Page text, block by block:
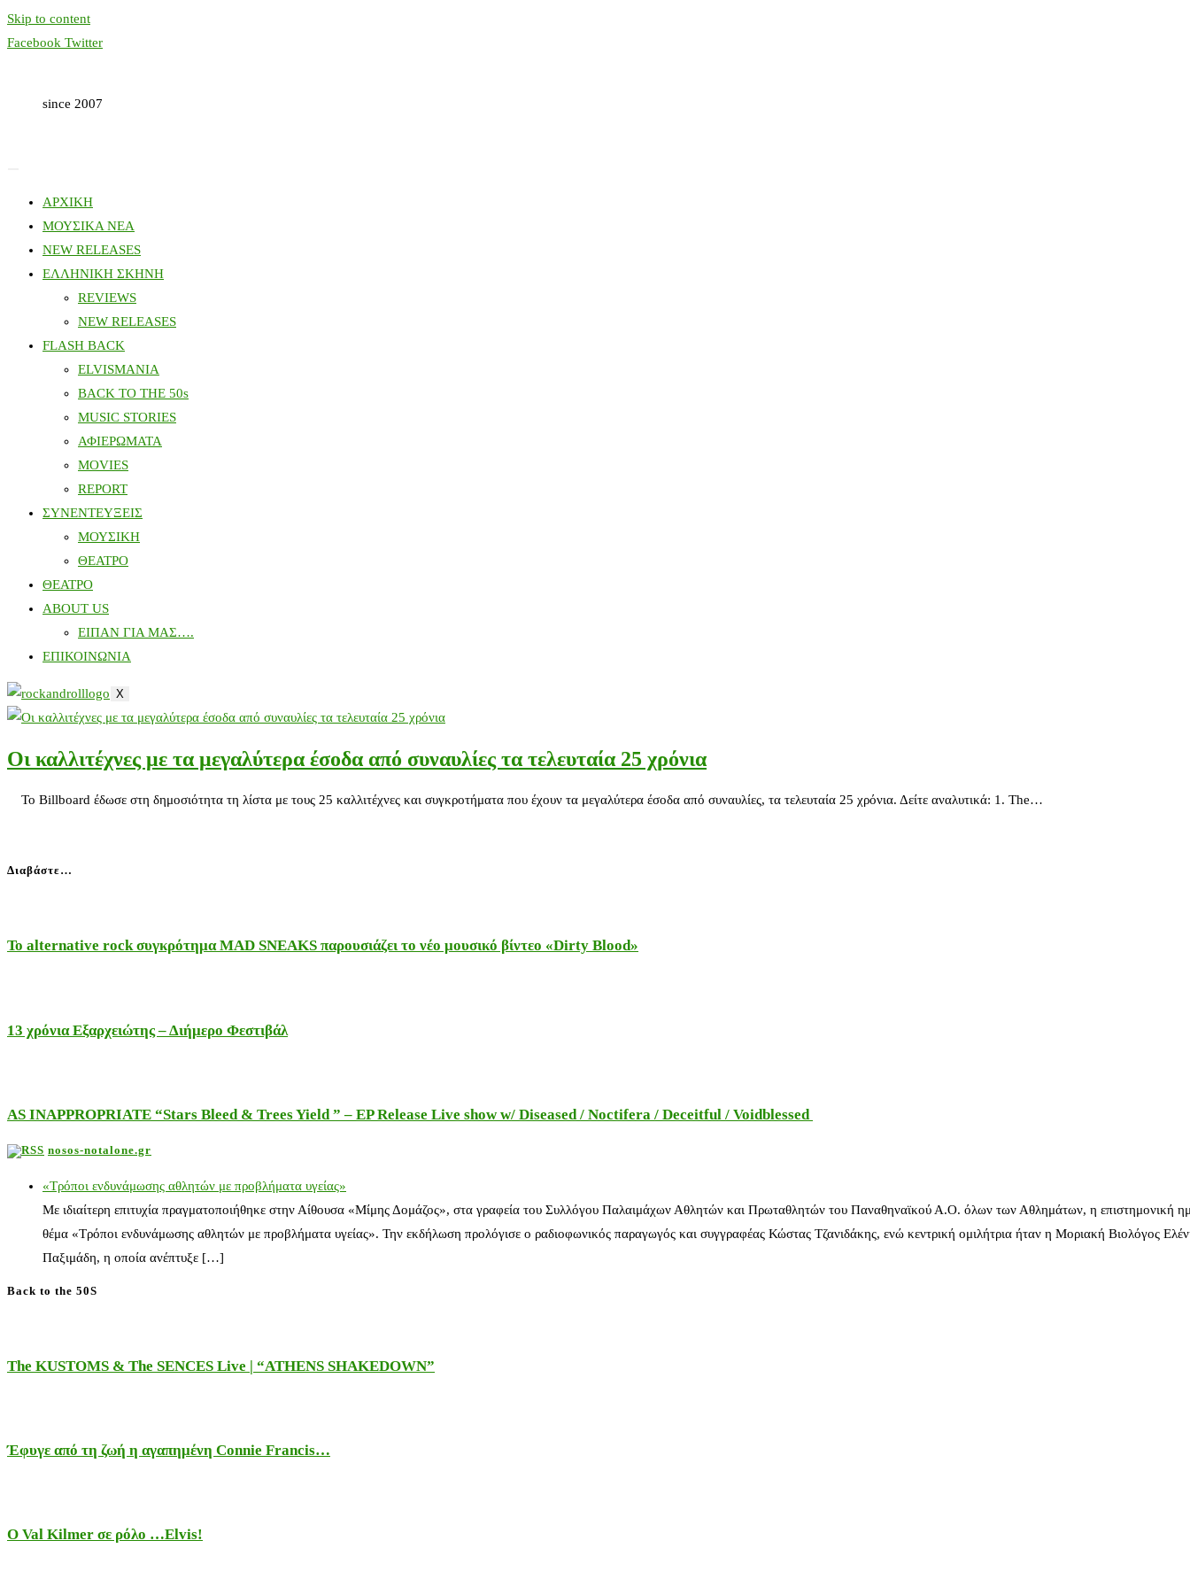
Skip to content
Facebook Twitter
since 2007
ΑΡΧΙΚΗ
ΜΟΥΣΙΚΑ ΝΕΑ
NEW RELEASES
ΕΛΛΗΝΙΚΗ ΣΚΗΝΗ
REVIEWS
NEW RELEASES
FLASH BACK
ELVISMANIA
BACK TO THE 50s
MUSIC STORIES
ΑΦΙΕΡΩΜΑΤΑ
MOVIES
REPORT
ΣΥΝΕΝΤΕΥΞΕΙΣ
ΜΟΥΣΙΚΗ
ΘΕΑΤΡΟ
ΘΕΑΤΡΟ
ABOUT US
ΕΙΠΑΝ ΓΙΑ ΜΑΣ….
ΕΠΙΚΟΙΝΩΝΙΑ
X
Οι καλλιτέχνες με τα μεγαλύτερα έσοδα από συναυλίες τα τελευταία 25 χρόνια
Το Billboard έδωσε στη δημοσιότητα τη λίστα με τους 25 καλλιτέχνες και συγκροτήματα που έχουν τα μεγαλύτερα έσοδα από συναυλίες, τα τελευταία 25 χρόνια. Δείτε αναλυτικά: 1. The…
Διαβάστε…
Το alternative rock συγκρότημα MAD SNEAKS παρουσιάζει το νέο μουσικό βίντεο «Dirty Blood»
13 χρόνια Εξαρχειώτης – Διήμερο Φεστιβάλ
AS INAPPROPRIATE “Stars Bleed & Trees Yield ” – EP Release Live show w/ Diseased / Noctifera / Deceitful / Voidblessed
nosos-notalone.gr
«Τρόποι ενδυνάμωσης αθλητών με προβλήματα υγείας»
Με ιδιαίτερη επιτυχία πραγματοποιήθηκε στην Αίθουσα «Μίμης Δομάζος», στα γραφεία του Συλλόγου Παλαιμάχων Αθλητών και Πρωταθλητών του Παναθηναϊκού Α.Ο. όλων των Αθλημάτων, η επιστημονική
θέμα «Τρόποι ενδυνάμωσης αθλητών με προβλήματα υγείας». Την εκδήλωση προλόγισε ο ραδιοφωνικός παραγωγός και συγγραφέας Κώστας Τζανιδάκης, ενώ κεντρική ομιλήτρια ήταν η Μοριακή Βιολόγος
Παξιμάδη, η οποία ανέπτυξε […]
Back to the 50S
The KUSTOMS & The SENCES Live | “ATHENS SHAKEDOWN”
Έφυγε από τη ζωή η αγαπημένη Connie Francis…
Ο Val Kilmer σε ρόλο …Elvis!